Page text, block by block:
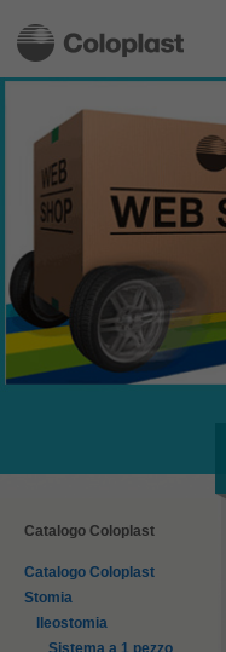
Catalogo Coloplast
Catalogo Coloplast
Stomia
Ileostomia
Sistema a 1 pezzo